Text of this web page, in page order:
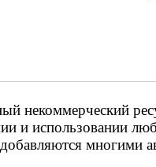
некоммерческий
и использовании
многими